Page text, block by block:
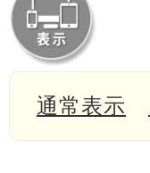
通常表示